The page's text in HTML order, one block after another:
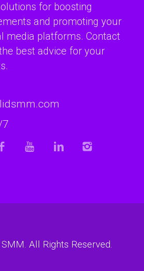
for boosting
and promoting your
media platforms. Contact
best advice for your
7
. All Rights Reserved.